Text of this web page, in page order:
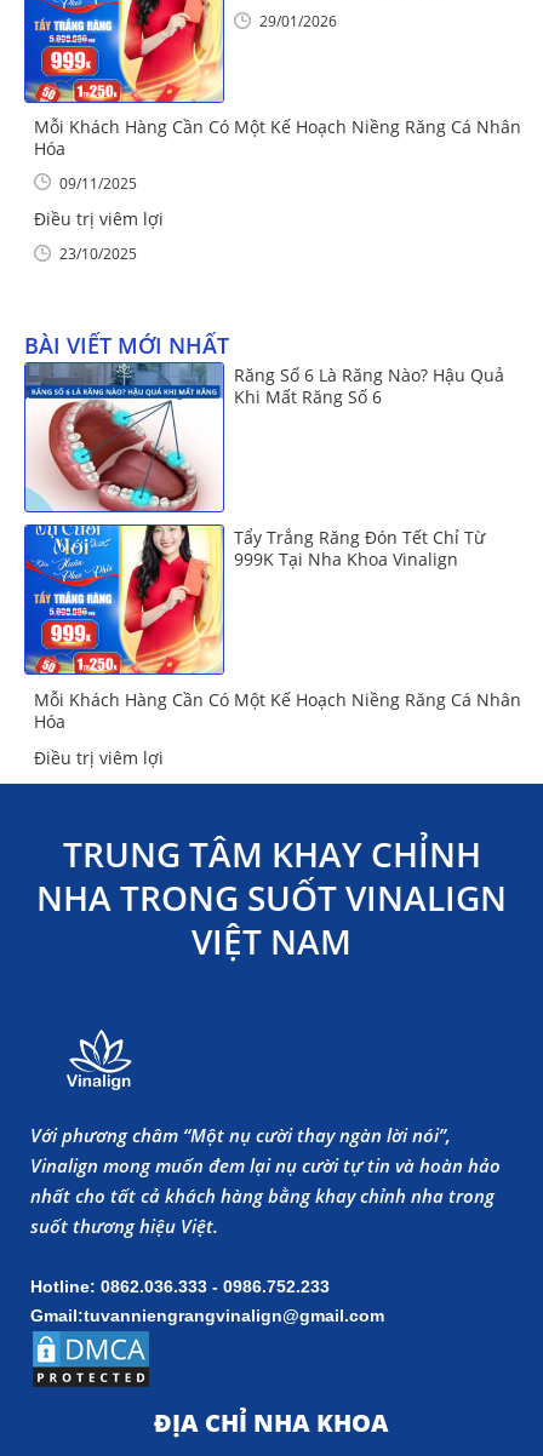
29/01/2026
Mỗi Khách Hàng Cần Có Một Kế Hoạch Niềng Răng Cá Nhân
Hóa
09/11/2025
Điều trị viêm lợi
23/10/2025
BÀI VIẾT MỚI NHẤT
Răng Số 6 Là Răng Nào? Hậu Quả
Khi Mất Răng Số 6
Tẩy Trắng Răng Đón Tết Chỉ Từ
999K Tại Nha Khoa Vinalign
Mỗi Khách Hàng Cần Có Một Kế Hoạch Niềng Răng Cá Nhân
Hóa
Điều trị viêm lợi
TRUNG TÂM KHAY CHỈNH
NHA TRONG SUỐT VINALIGN
VIỆT NAM
Với phương châm “Một nụ cười thay ngàn lời nói”,
Vinalign mong muốn đem lại nụ cười tự tin và hoàn hảo
nhất cho tất cả khách hàng bằng khay chỉnh nha trong
suốt thương hiệu Việt.
Hotline: 0862.036.333 - 0986.752.233
Gmail:tuvanniengrangvinalign@gmail.com
ĐỊA CHỈ NHA KHOA